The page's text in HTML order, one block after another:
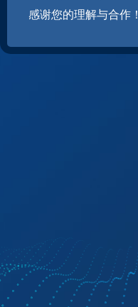
感谢您的理解与合作！